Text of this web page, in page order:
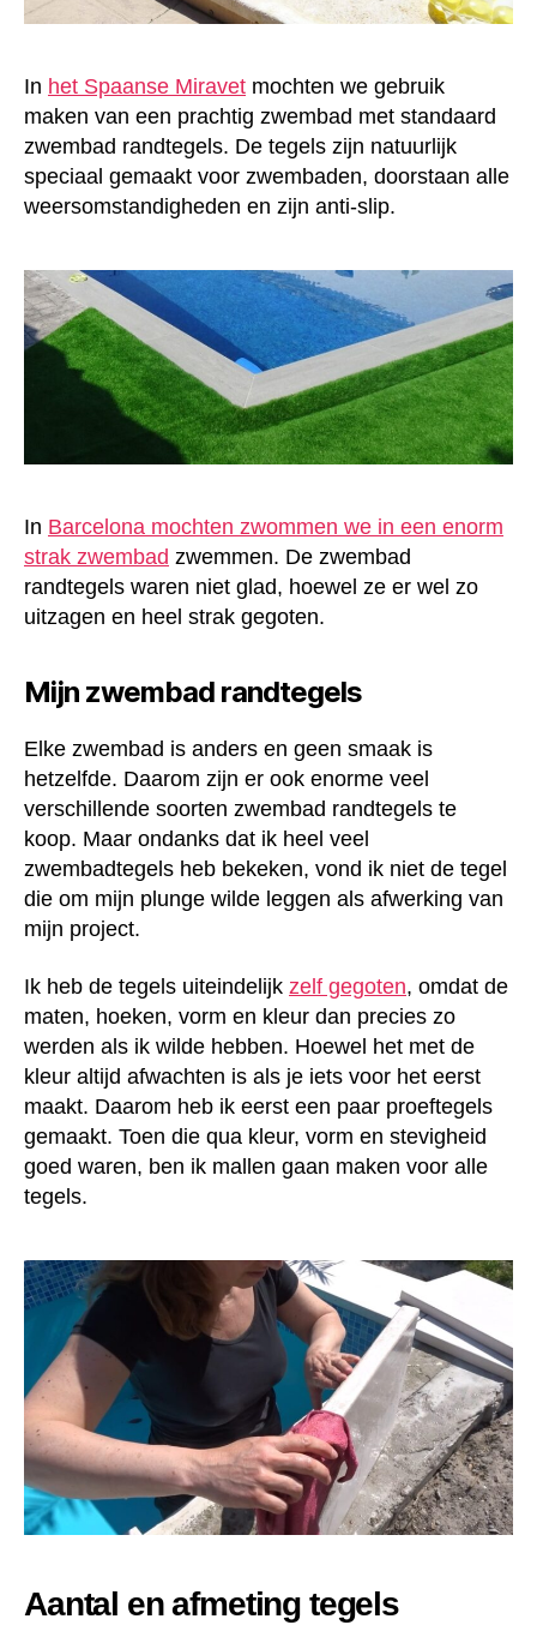
In het Spaanse Miravet mochten we gebruik
maken van een prachtig zwembad met standaard
zwembad randtegels. De tegels zijn natuurlijk
speciaal gemaakt voor zwembaden, doorstaan alle
weersomstandigheden en zijn anti-slip.
In Barcelona mochten zwommen we in een enorm
strak zwembad zwemmen. De zwembad
randtegels waren niet glad, hoewel ze er wel zo
uitzagen en heel strak gegoten.
Mijn zwembad randtegels
Elke zwembad is anders en geen smaak is
hetzelfde. Daarom zijn er ook enorme veel
verschillende soorten zwembad randtegels te
koop. Maar ondanks dat ik heel veel
zwembadtegels heb bekeken, vond ik niet de tegel
die om mijn plunge wilde leggen als afwerking van
mijn project.
Ik heb de tegels uiteindelijk zelf gegoten, omdat de
maten, hoeken, vorm en kleur dan precies zo
werden als ik wilde hebben. Hoewel het met de
kleur altijd afwachten is als je iets voor het eerst
maakt. Daarom heb ik eerst een paar proeftegels
gemaakt. Toen die qua kleur, vorm en stevigheid
goed waren, ben ik mallen gaan maken voor alle
tegels.
Aantal en afmeting tegels